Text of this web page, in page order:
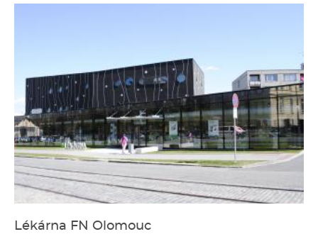
Lékárna FN Olomouc